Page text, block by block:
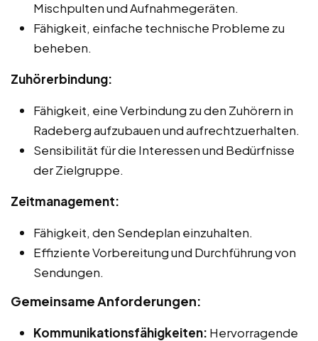
Mischpulten und Aufnahmegeräten.
Fähigkeit, einfache technische Probleme zu
beheben.
Zuhörerbindung:
Fähigkeit, eine Verbindung zu den Zuhörern in
Radeberg aufzubauen und aufrechtzuerhalten.
Sensibilität für die Interessen und Bedürfnisse
der Zielgruppe.
Zeitmanagement:
Fähigkeit, den Sendeplan einzuhalten.
Effiziente Vorbereitung und Durchführung von
Sendungen.
Gemeinsame Anforderungen:
Kommunikationsfähigkeiten: Hervorragende